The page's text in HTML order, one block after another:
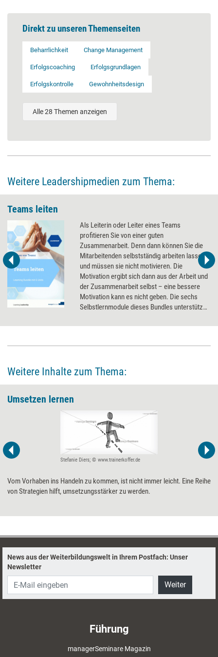
Direkt zu unseren Themenseiten
Beharrlichkeit Change Management
Erfolgscoaching Erfolgsgrundlagen
Erfolgskontrolle Gewohnheitsdesign
Alle 28 Themen anzeigen
Weitere Leadershipmedien zum Thema:
Teams leiten
Als Leiterin oder Leiter eines Teams
profitieren Sie von einer guten
Zusammenarbeit. Denn dann können Sie die
Mitarbeitenden selbstständig arbeiten lassen
und müssen sie nicht motivieren. Die
Motivation ergibt sich dann aus der Arbeit und
der Zusammenarbeit selbst – eine bessere
Motivation kann es nicht geben. Die sechs
Selbstlernmodule dieses Bundles unterstützen
diesen Kompetenzbereich auszubauen.
Weitere Inhalte zum Thema:
Umsetzen lernen
Stefanie Diers; © www.trainerkoffer.de
Vom Vorhaben ins Handeln zu kommen, ist nicht immer leicht. Eine Reihe
von Strategien hilft, umsetzungsstärker zu werden.
News aus der Weiterbildungswelt in Ihrem Postfach: Unser
Newsletter
Weiter
Führung
managerSeminare Magazin